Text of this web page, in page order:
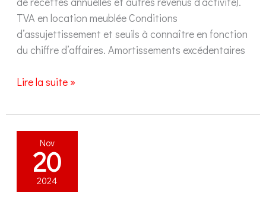
TVA en location meublée Conditions
d’assujettissement et seuils à connaître en fonction
du chiffre d’affaires. Amortissements excédentaires
Quels
les
plafonds
loueurs
meublé
Lire la suite »
Nov
20
2024